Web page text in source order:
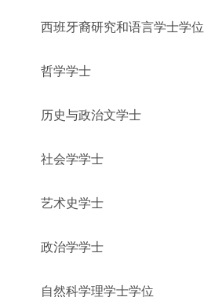
西班牙裔研究和语言学士学位
哲学学士
历史与政治文学士
社会学学士
艺术史学士
政治学学士
自然科学理学士学位